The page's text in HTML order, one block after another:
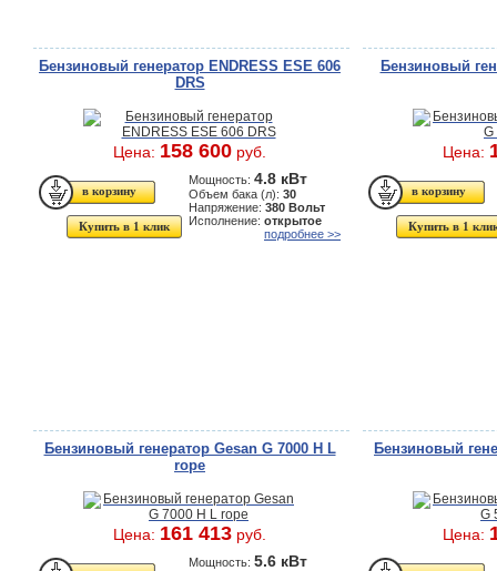
Бензиновый генератор ENDRESS ESE 606
DRS
Цена: 158 600 руб.
Купить в 1 клик
Мощность: 4.8 кВт
Объем бака (л): 30
Напряжение: 380 Вольт
Исполнение: открытое
подробнее >>
Бензиновый
Цена:
Купить в 1
Бензиновый генератор Gesan G 7000 H L
rope
Цена: 161 413 руб.
Мощность: 5.6 кВт
Бензиновый
Цена: